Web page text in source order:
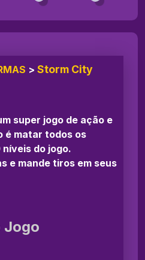
> Storm City
super jogo de ação e
é matar todos os
do jogo.
e mande tiros em seus
Jogo